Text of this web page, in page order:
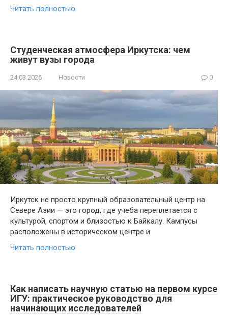
Читать полностью
Студенческая атмосфера Иркутска: чем
живут вузы города
24.03.2026 Новости 0
Иркутск не просто крупный образовательный центр на
Севере Азии — это город, где учеба переплетается с
культурой, спортом и близостью к Байкалу. Кампусы
расположены в историческом центре и
Читать полностью
Как написать научную статью на первом курсе
ИГУ: практическое руководство для
начинающих исследователей